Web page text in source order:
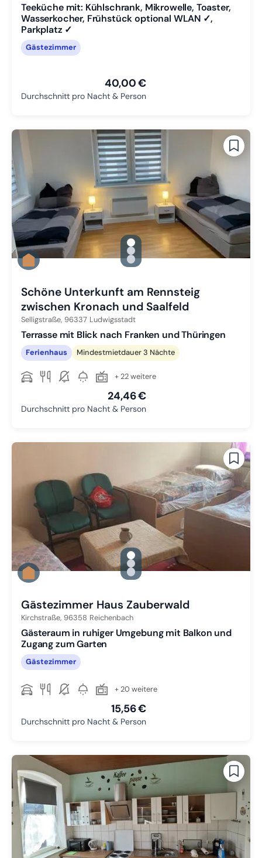
Teeküche mit: Kühlschrank, Mikrowelle, Toaster,
Wasserkocher, Frühstück optional WLAN ✓,
Parkplatz ✓
Gästezimmer
40,00 €
Durchschnitt pro Nacht & Person
gallery.slide_selector
Zu Slide 1 wechseln
Zu Slide 2 wechseln
Zu Slide 3 wechseln
Schöne Unterkunft am Rennsteig
zwischen Kronach und Saalfeld
Selligstraße, 96337 Ludwigsstadt
Terrasse mit Blick nach Franken und Thüringen
Ferienhaus Mindestmietdauer 3 Nächte
+ 22 weitere
24,46 €
Durchschnitt pro Nacht & Person
gallery.slide_selector
Zu Slide 1 wechseln
Zu Slide 2 wechseln
Zu Slide 3 wechseln
Gästezimmer Haus Zauberwald
Kirchstraße, 96358 Reichenbach
Gästeraum in ruhiger Umgebung mit Balkon und
Zugang zum Garten
Gästezimmer
+ 20 weitere
15,56 €
Durchschnitt pro Nacht & Person